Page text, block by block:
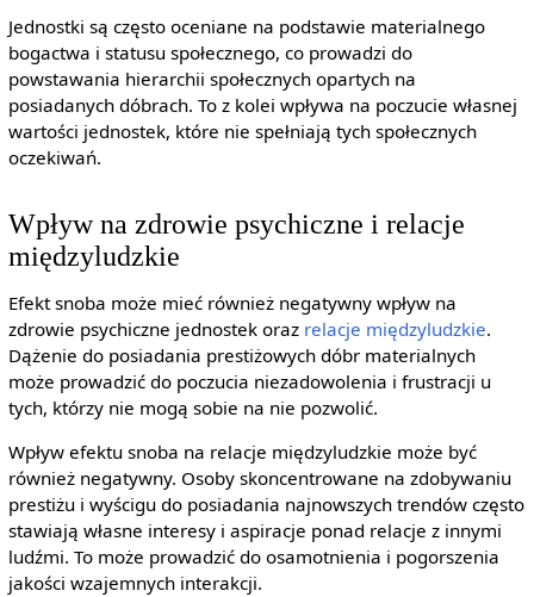
Jednostki są często oceniane na podstawie materialnego
bogactwa i statusu społecznego, co prowadzi do
powstawania hierarchii społecznych opartych na
posiadanych dóbrach. To z kolei wpływa na poczucie własnej
wartości jednostek, które nie spełniają tych społecznych
oczekiwań.
Wpływ na zdrowie psychiczne i relacje
międzyludzkie
Efekt snoba może mieć również negatywny wpływ na
zdrowie psychiczne jednostek oraz relacje międzyludzkie.
Dążenie do posiadania prestiżowych dóbr materialnych
może prowadzić do poczucia niezadowolenia i frustracji u
tych, którzy nie mogą sobie na nie pozwolić.
Wpływ efektu snoba na relacje międzyludzkie może być
również negatywny. Osoby skoncentrowane na zdobywaniu
prestiżu i wyścigu do posiadania najnowszych trendów często
stawiają własne interesy i aspiracje ponad relacje z innymi
ludźmi. To może prowadzić do osamotnienia i pogorszenia
jakości wzajemnych interakcji.